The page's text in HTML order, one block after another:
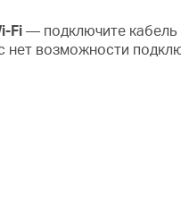
Fi— подключите кабель
нет возможности